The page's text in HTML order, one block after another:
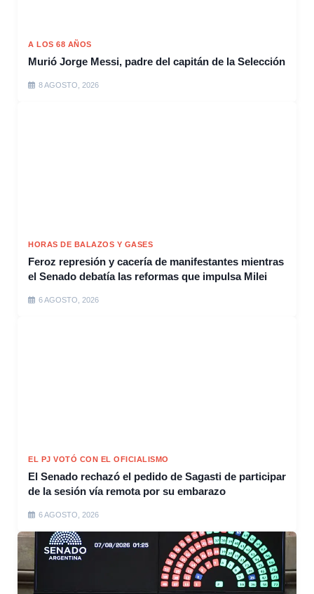
A LOS 68 AÑOS
Murió Jorge Messi, padre del capitán de la Selección
8 AGOSTO, 2026
HORAS DE BALAZOS Y GASES
Feroz represión y cacería de manifestantes mientras
el Senado debatía las reformas que impulsa Milei
6 AGOSTO, 2026
EL PJ VOTÓ CON EL OFICIALISMO
El Senado rechazó el pedido de Sagasti de participar
de la sesión vía remota por su embarazo
6 AGOSTO, 2026